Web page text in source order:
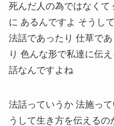
死んだ人の為ではなくて
に あるんですよ そうし
法話であったり 仕草で
り 色んな形で私達に伝
話なんですよね
法話っていうか 法施っ
うして生き方を伝える